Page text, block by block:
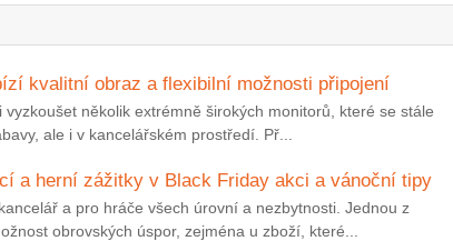
kvalitní obraz a flexibilní možnosti připojení
několik extrémně širokých monitorů, které se stále
ale i v kancelářském prostředí. Př...
a herní zážitky v Black Friday akci a vánoční tipy
a pro hráče všech úrovní a nezbytnosti. Jednou z
obrovských úspor, zejména u zboží, které...